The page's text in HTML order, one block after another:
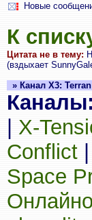
Новые
К
Цитата не в тему:
(вздыхает
» Канал X3:
Каналы:
X-
Conflict
Space